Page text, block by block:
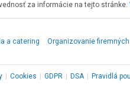
za informácie na tejto stránke.
a catering Organizovanie
Cookies GDPR DSA Pravidlá